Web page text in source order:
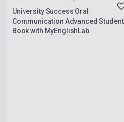
University Success Oral
Communication Advanced Student
Book with MyEnglishLab